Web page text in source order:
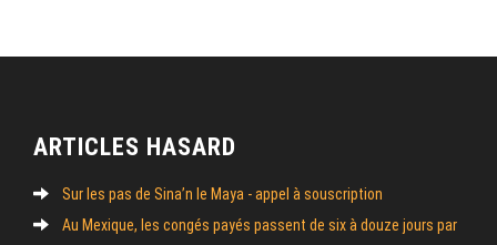
ARTICLES HASARD
Sur les pas de Sina’n le Maya - appel à souscription
Au Mexique, les congés payés passent de six à douze jours par